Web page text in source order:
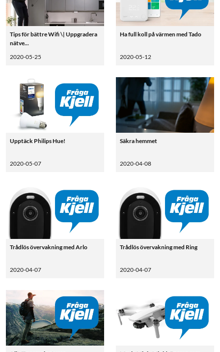
Tips för bättre Wifi \| Uppgradera
nätve...
2020-05-25
Ha full koll på värmen med Tado
2020-05-12
Upptäck Philips Hue!
2020-05-07
Säkra hemmet
2020-04-08
Trådlös övervakning med Arlo
2020-04-07
Trådlös övervakning med Ring
2020-04-07